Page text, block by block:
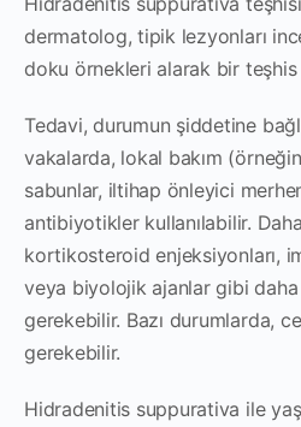
dermatolog, tipik lezyonları
doku örnekleri alarak bir teşhis
Tedavi, durumun şiddetine
vakalarda, lokal bakım
sabunlar, iltihap önleyici
antibiyotikler kullanılabilir.
kortikosteroid enjeksiyonları,
veya biyolojik ajanlar gibi
gerekebilir. Bazı durumlarda,
gerekebilir.
Hidradenitis suppurativa ile